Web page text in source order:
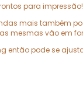
para impressão!
mais também
mesmas vão em
então pode se